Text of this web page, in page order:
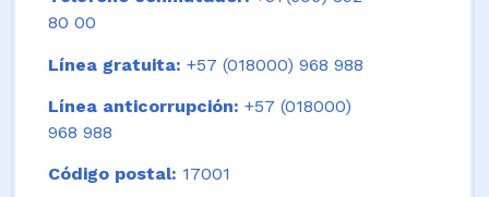
80 00
Línea gratuita: +57 (018000) 968 988
Línea anticorrupción: +57 (018000)
968 988
Código postal: 17001